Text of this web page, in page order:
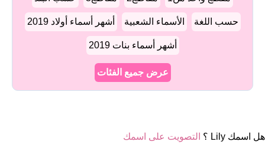
حسب اللغة الأسماء الشعبية أشهر أسماء أولاد 2019
أشهر أسماء بنات 2019
عرض جميع الفئات
هل اسمك Lily ؟ التصويت على اسمك